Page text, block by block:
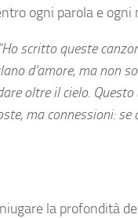
ogni parola e ogni
“Ho scritto queste
d’amore, ma non
oltre il cielo.
ma connessioni:
la profondità